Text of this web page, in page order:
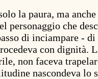
la paura, ma
personaggio che
di inciampare -
con dignità.
non faceva
nascondeva lo